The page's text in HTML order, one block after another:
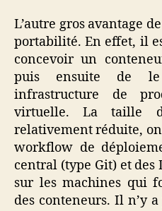
L’autre gros avantage
portabilité. En effet, il
concevoir un
puis ensuite de
infrastructure de
virtuelle. La taille
relativement réduite,
workflow de
central (type Git) et
sur les machines qui
des conteneurs. Il n’y